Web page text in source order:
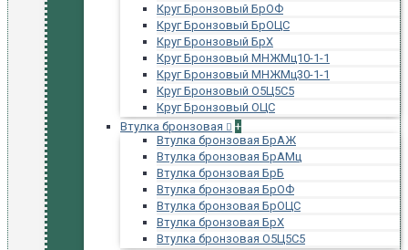
Круг Бронзовый БрОФ
Круг Бронзовый БрОЦС
Круг Бронзовый БрХ
Круг Бронзовый МНЖМц10-1-1
Круг Бронзовый МНЖМц30-1-1
Круг Бронзовый О5Ц5С5
Круг Бронзовый ОЦС
Втулка бронзовая
+
Втулка бронзовая БрАЖ
Втулка бронзовая БрАМц
Втулка бронзовая БрБ
Втулка бронзовая БрОФ
Втулка бронзовая БрОЦС
Втулка бронзовая БрХ
Втулка бронзовая О5Ц5С5